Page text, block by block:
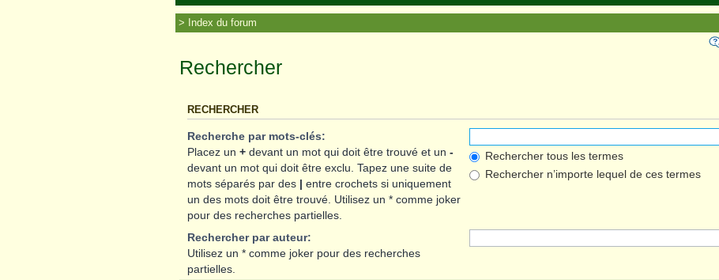
Index du forum
Rechercher
RECHERCHER
Recherche par mots-clés:
Placez un + devant un mot qui doit être trouvé et un -
devant un mot qui doit être exclu. Tapez une suite de
mots séparés par des | entre crochets si uniquement
un des mots doit être trouvé. Utilisez un * comme joker
pour des recherches partielles.
Rechercher tous les termes
Rechercher n’importe lequel de ces termes
Rechercher par auteur:
Utilisez un * comme joker pour des recherches
partielles.